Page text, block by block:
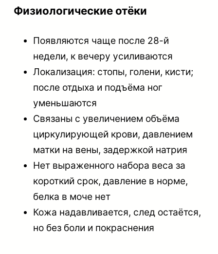
Физиологические отёки
Появляются чаще после 28-й
недели, к вечеру усиливаются
Локализация: стопы, голени, кисти;
после отдыха и подъёма ног
уменьшаются
Связаны с увеличением объёма
циркулирующей крови, давлением
матки на вены, задержкой натрия
Нет выраженного набора веса за
короткий срок, давление в норме,
белка в моче нет
Кожа надавливается, след остаётся,
но без боли и покраснения